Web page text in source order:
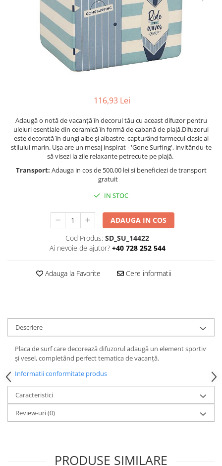
Barci, vapoare, ambarcatiuni
Decoratiuni care se agata
116,93 Lei
Adaugă o notă de vacanță în decorul tău cu aceast difuzor pentru
uleiuri esentiale din ceramică în formă de cabană de plajă.Difuzorul
este decorată în dungi albe și albastre, capturând farmecul clasic al
stilului marin. Ușa are un mesaj inspirat - 'Gone Surfing', invitându-te
să visezi la zile relaxante petrecute pe plajă.
Transport: Adauga in cos de 500,00 lei si beneficiezi de transport
gratuit
IN STOC
ADAUGA IN COS
Cod Produs: SD_SU_14422
Ai nevoie de ajutor? +40 728 252 544
Adauga la Favorite Cere informatii
Descriere
Placa de surf care decorează difuzorul adaugă un element sportiv
și vesel, completând perfect tematica de vacanță.
Informatii conformitate produs
Caracteristici
Review-uri(0)
PRODUSE SIMILARE